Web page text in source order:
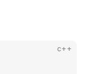
c++